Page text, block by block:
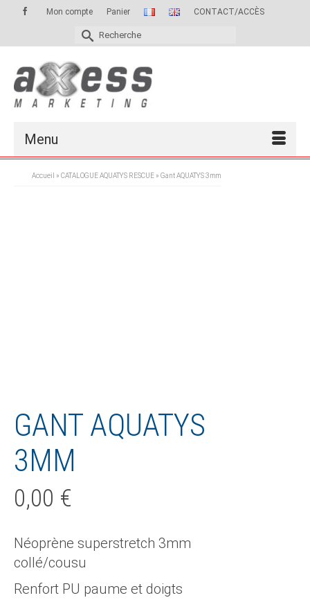
Mon compte Panier CONTACT/ACCÈS
RECHERCHER :
Menu
Accueil » CATALOGUE AQUATYS RESCUE » Gant AQUATYS 3mm
GANT AQUATYS
3MM
0,00 €
Néoprène superstretch 3mm
collé/cousu
Renfort PU paume et doigts